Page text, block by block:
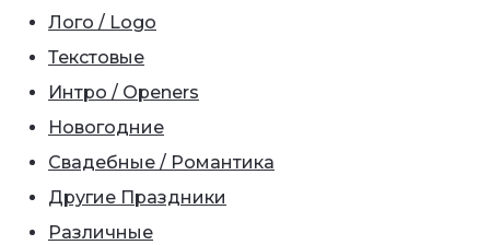
Лого / Logo
Текстовые
Интро / Openers
Новогодние
Свадебные / Романтика
Другие Праздники
Различные